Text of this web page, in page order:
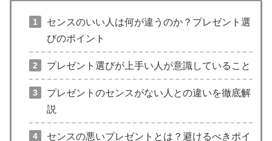
センスのいい人は何が違うのか？プレゼント選
びのポイント
プレゼント選びが上手い人が意識していること
プレゼントのセンスがない人との違いを徹底解
説
センスの悪いプレゼントとは？避けるべきポイ